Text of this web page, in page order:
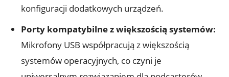
konfiguracji dodatkowych urządzeń.
Porty kompatybilne z większością systemów:
Mikrofony USB współpracują z większością
systemów operacyjnych, co czyni je